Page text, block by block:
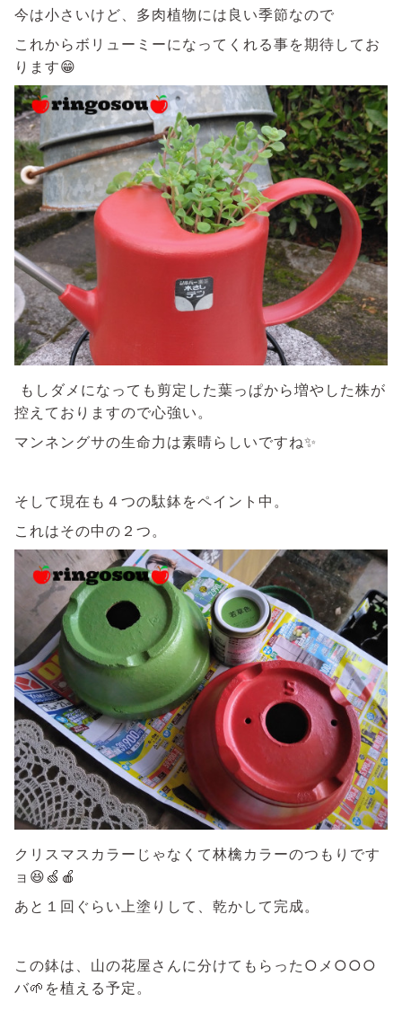
今は小さいけど、多肉植物には良い季節なので
これからボリューミーになってくれる事を期待してお
ります😁
もしダメになっても剪定した葉っぱから増やした株が
控えておりますので心強い。
マンネングサの生命力は素晴らしいですね✨
そして現在も４つの駄鉢をペイント中。
これはその中の２つ。
クリスマスカラーじゃなくて林檎カラーのつもりです
ョ😆🍏🍎
あと１回ぐらい上塗りして、乾かして完成。
この鉢は、山の花屋さんに分けてもらった○メ○○○
バ🌱を植える予定。